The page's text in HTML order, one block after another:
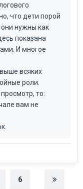
что дети порой
нужны как
показана
И многое
всяких
роли.
то:
вам не
6